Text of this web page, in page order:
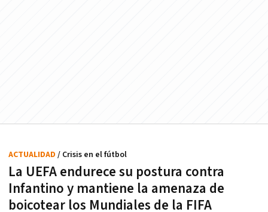
La UEFA endurece su postura contra
Infantino y mantiene la amenaza de
boicotear los Mundiales de la FIFA
ACTUALIDAD / Crisis en el fútbol